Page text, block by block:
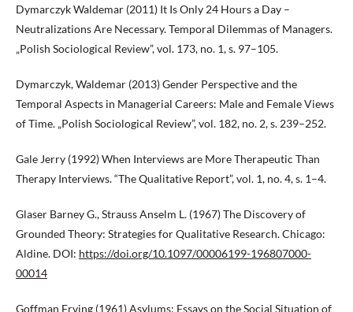
Dymarczyk Waldemar (2011) It Is Only 24 Hours a Day –
Neutralizations Are Necessary. Temporal Dilemmas of Managers.
„Polish Sociological Review”, vol. 173, no. 1, s. 97–105.
Dymarczyk, Waldemar (2013) Gender Perspective and the
Temporal Aspects in Managerial Careers: Male and Female Views
of Time. „Polish Sociological Review”, vol. 182, no. 2, s. 239–252.
Gale Jerry (1992) When Interviews are More Therapeutic Than
Therapy Interviews. “The Qualitative Report”, vol. 1, no. 4, s. 1–4.
Glaser Barney G., Strauss Anselm L. (1967) The Discovery of
Grounded Theory: Strategies for Qualitative Research. Chicago:
Aldine. DOI: https://doi.org/10.1097/00006199-196807000-
00014
Goffman Erving (1961) Asylums: Essays on the Social Situation of